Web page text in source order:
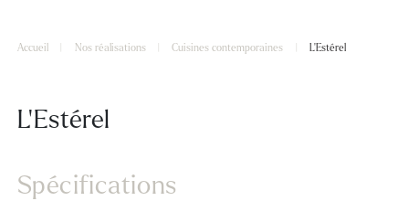
Accueil Nos réalisations Cuisines contemporaines L’Estérel
L’Estérel
Spécifications